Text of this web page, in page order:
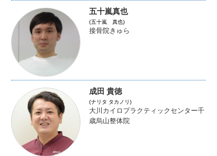
五十嵐真也
(五十嵐 真也)
接骨院きゅら
成田 貴徳
(ナリタ タカノリ)
大川カイロプラクティックセンター千
歳烏山整体院